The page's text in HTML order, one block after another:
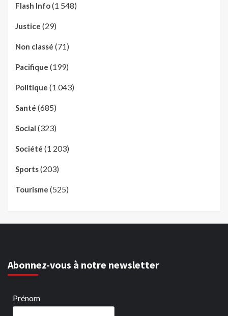
Flash Info(1 548)
Justice (29)
Non classé (71)
Pacifique (199)
Politique (1 043)
Santé (685)
Social (323)
Société (1 203)
Sports(203)
Tourisme (525)
Abonnez-vous à notre newsletter
Prénom